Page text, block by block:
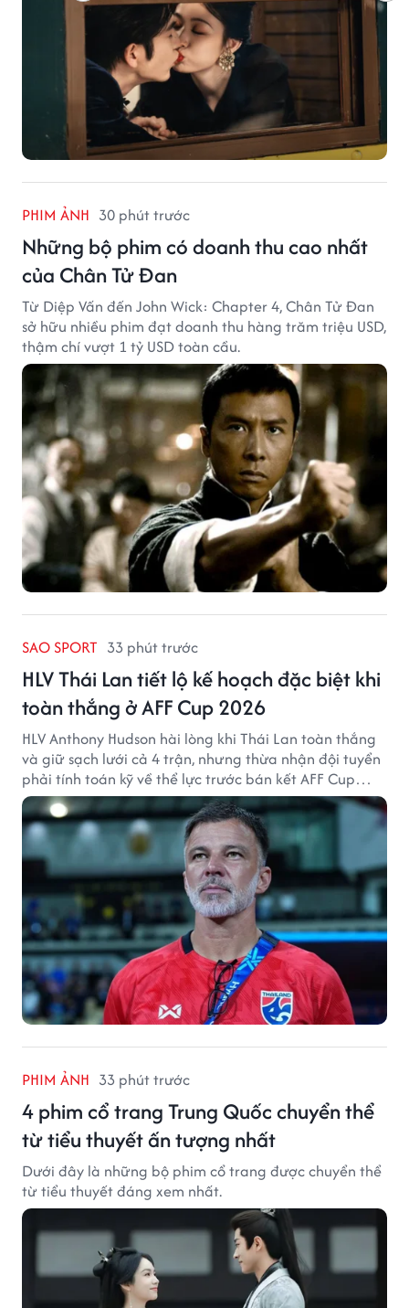
PHIM ẢNH 30 phút trước
Những bộ phim có doanh thu cao nhất
của Chân Tử Đan
Từ Diệp Vấn đến John Wick: Chapter 4, Chân Tử Đan
sở hữu nhiều phim đạt doanh thu hàng trăm triệu USD,
thậm chí vượt 1 tỷ USD toàn cầu.
SAO SPORT 33 phút trước
HLV Thái Lan tiết lộ kế hoạch đặc biệt khi
toàn thắng ở AFF Cup 2026
HLV Anthony Hudson hài lòng khi Thái Lan toàn thắng
và giữ sạch lưới cả 4 trận, nhưng thừa nhận đội tuyển
phải tính toán kỹ về thể lực trước bán kết AFF Cup
2026.
PHIM ẢNH 33 phút trước
4 phim cổ trang Trung Quốc chuyển thể
từ tiểu thuyết ấn tượng nhất
Dưới đây là những bộ phim cổ trang được chuyển thể
từ tiểu thuyết đáng xem nhất.